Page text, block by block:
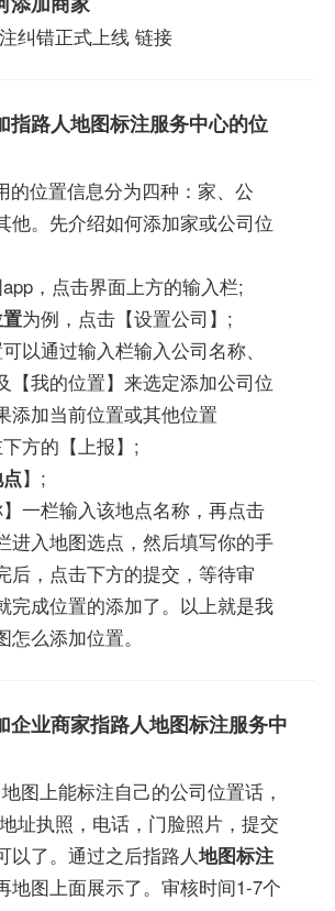
纠错正式上线 链接
指路人地图标注服务中心的位
的位置信息分为四种：家、公
他。先介绍如何添加家或公司位
，点击界面上方的输入栏;
为例，点击【设置公司】;
以通过输入栏输入公司名称、
【我的位置】来选定添加公司位
添加当前位置或其他位置
方的【上报】;
】;
一栏输入该地点名称，再点击
进入地图选点，然后填写你的手
后，点击下方的提交，等待审
完成位置的添加了。以上就是我
么添加位置。
企业商家指路人地图标注服务中
地图上能标注自己的公司位置话，
址执照，电话，门脸照片，提交
以了。通过之后指路人地图标注
地图上面展示了。审核时间1-7个